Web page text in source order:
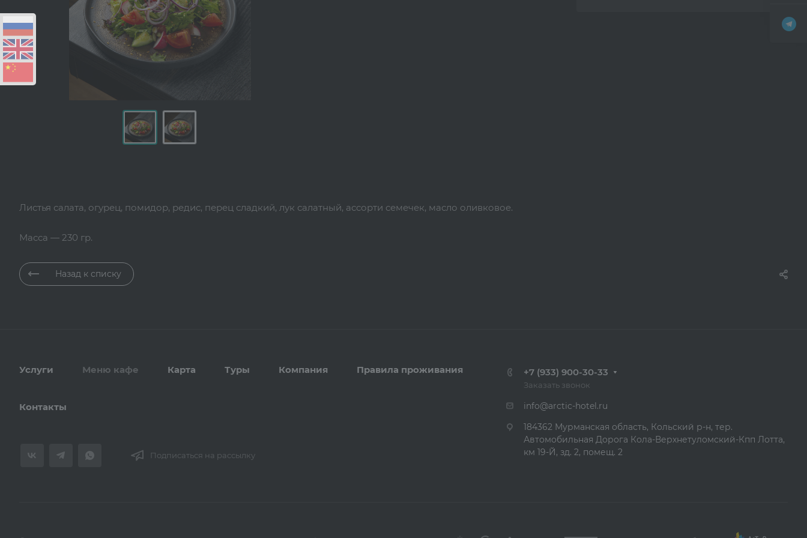
Листья салата, огурец, помидор, редис, перец сладкий, лук салатный, ассорти семечек, масло оливковое.
Масса — 230 гр.
Назад к списку
Услуги Меню кафе Карта Туры Компания Правила проживания
Контакты
Подписаться на рассылку
+7 (933) 900-30-33
Заказать звонок
info@arctic-hotel.ru
184362 Мурманская область, Кольский р-н, тер.
Автомобильная Дорога Кола-Верхнетуломский-Кпп Лотта,
км 19-Й, зд. 2, помещ. 2